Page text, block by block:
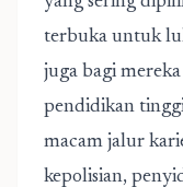
terbuka untuk
juga bagi
pendidikan
macam jalur
kepolisian,